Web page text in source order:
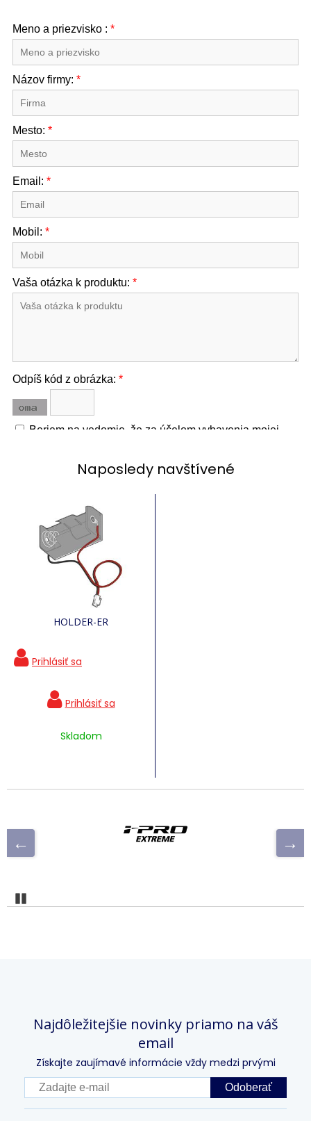
Naposledy navštívené
HOLDER-ER
Skladom
Najdôležitejšie novinky priamo na váš
email
Získajte zaujímavé informácie vždy medzi prvými
Odoberať